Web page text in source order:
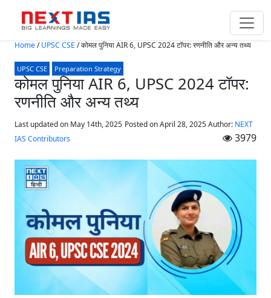
Skip to main content
Home/UPSC CSE /कोमल पुनिया AIR 6, UPSC 2024 टॉपर: रणनीति और अन्य तथ्य
UPSC CSE Preparation Strategy
कोमल पुनिया AIR 6, UPSC 2024 टॉपर:
रणनीति और अन्य तथ्य
Last updated on May 14th, 2025 Posted onApril 28, 2025Author: NEXT
IAS Contributors
3979